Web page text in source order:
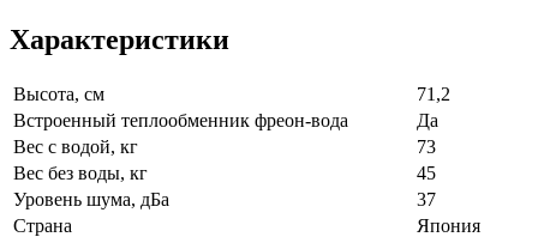
Характеристики
Высота, см
71,2
Встроенный теплообменник фреон-вода
Да
Вес с водой, кг
73
Вес без воды, кг
45
Уровень шума, дБа
37
Страна
Япония